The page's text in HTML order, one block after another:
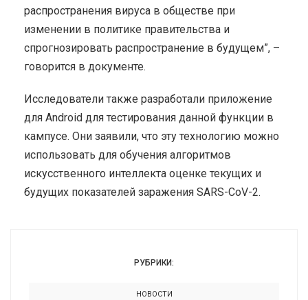
распространения вируса в обществе при
изменении в политике правительства и
спрогнозировать распространение в будущем”, –
говорится в документе.
Исследователи также разработали приложение
для Android для тестирования данной функции в
кампусе. Они заявили, что эту технологию можно
использовать для обучения алгоритмов
искусственного интеллекта оценке текущих и
будущих показателей заражения SARS-CoV-2.
РУБРИКИ:
НОВОСТИ